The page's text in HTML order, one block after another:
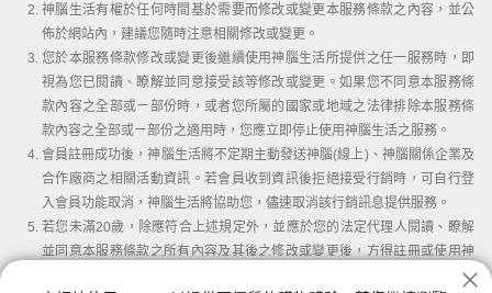
神腦生活有權於任何時間基於需要而修改或變更本服務條款之內容，並公
佈於網站內，建議您隨時注意相關修改或變更。
您於本服務條款修改或變更後繼續使用神腦生活所提供之任一服務時，即
視為您已閱讀、瞭解並同意接受該等修改或變更。如果您不同意本服務條
款內容之全部或ㄧ部份時，或者您所屬的國家或地域之法律排除本服務條
款內容之全部或ㄧ部份之適用時，您應立即停止使用神腦生活之服務。
會員註冊成功後，神腦生活將不定期主動發送神腦(線上)、神腦關係企業及
合作廠商之相關活動資訊。若會員收到資訊後拒絕接受行銷時，可自行登
入會員功能取消，神腦生活將協助您，儘速取消該行銷訊息提供服務。
若您未滿20歲，除應符合上述規定外，並應於您的法定代理人閱讀、瞭解
並同意本服務條款之所有內容及其後之修改或變更後，方得註冊或使用神
腦生活。當您使用或繼續使用神腦生活所提供之任一服務時，即推定您的